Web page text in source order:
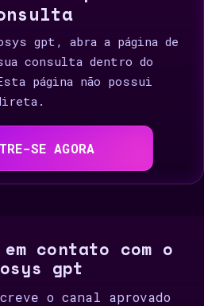
gpt, abra a página de
consulta dentro do
página não possui
SE AGORA
contato com o
gpt
o canal aprovado